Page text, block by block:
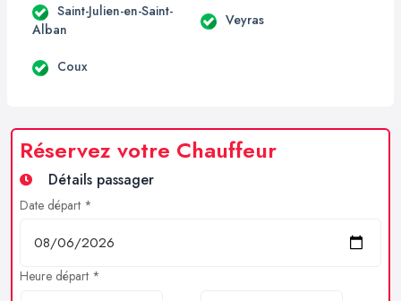
Saint-Julien-en-Saint-
Alban
Veyras
Coux
Réservez votre Chauffeur
Détails passager
Date départ *
Heure départ *